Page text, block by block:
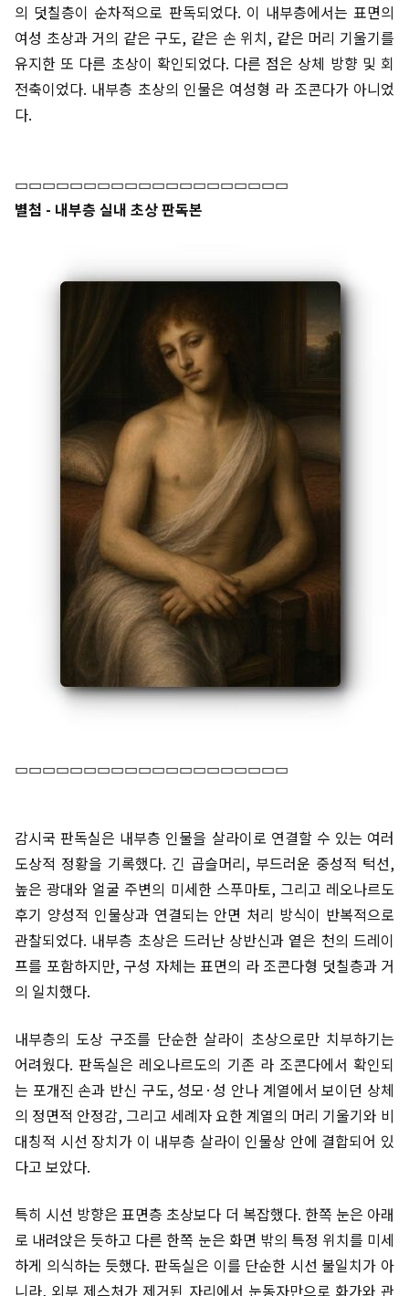
의 덧칠층이 순차적으로 판독되었다. 이 내부층에서는 표면의
여성 초상과 거의 같은 구도, 같은 손 위치, 같은 머리 기울기를
유지한 또 다른 초상이 확인되었다. 다른 점은 상체 방향 및 회
전축이었다. 내부층 초상의 인물은 여성형 라 조콘다가 아니었
다.
▭▭▭▭▭▭▭▭▭▭▭▭▭▭▭▭▭▭▭▭
별첨 - 내부층 실내 초상 판독본
▭▭▭▭▭▭▭▭▭▭▭▭▭▭▭▭▭▭▭▭
감시국 판독실은 내부층 인물을 살라이로 연결할 수 있는 여러
도상적 정황을 기록했다. 긴 곱슬머리, 부드러운 중성적 턱선,
높은 광대와 얼굴 주변의 미세한 스푸마토, 그리고 레오나르도
후기 양성적 인물상과 연결되는 안면 처리 방식이 반복적으로
관찰되었다. 내부층 초상은 드러난 상반신과 옅은 천의 드레이
프를 포함하지만, 구성 자체는 표면의 라 조콘다형 덧칠층과 거
의 일치했다.
내부층의 도상 구조를 단순한 살라이 초상으로만 치부하기는
어려웠다. 판독실은 레오나르도의 기존 라 조콘다에서 확인되
는 포개진 손과 반신 구도, 성모·성 안나 계열에서 보이던 상체
의 정면적 안정감, 그리고 세례자 요한 계열의 머리 기울기와 비
대칭적 시선 장치가 이 내부층 살라이 인물상 안에 결합되어 있
다고 보았다.
특히 시선 방향은 표면층 초상보다 더 복잡했다. 한쪽 눈은 아래
로 내려앉은 듯하고 다른 한쪽 눈은 화면 밖의 특정 위치를 미세
하게 의식하는 듯했다. 판독실은 이를 단순한 시선 불일치가 아
니라, 외부 제스처가 제거된 자리에서 눈동자만으로 화가와 관